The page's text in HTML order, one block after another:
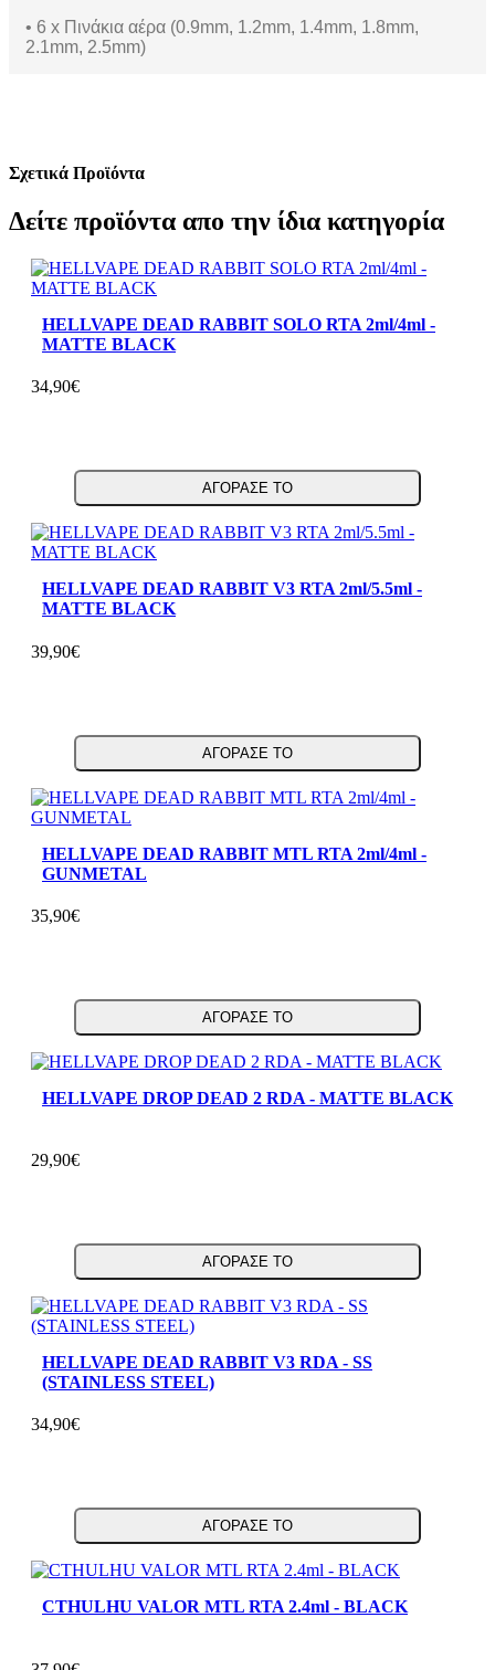
• 6 x Πινάκια αέρα (0.9mm, 1.2mm, 1.4mm, 1.8mm,
2.1mm, 2.5mm)
Σχετικά Προϊόντα
Δείτε προϊόντα απο την ίδια κατηγορία
HELLVAPE DEAD RABBIT SOLO RTA 2ml/4ml -
MATTE BLACK
34,90€
ΑΓΟΡΑΣΕ ΤΟ
HELLVAPE DEAD RABBIT V3 RTA 2ml/5.5ml -
MATTE BLACK
39,90€
ΑΓΟΡΑΣΕ ΤΟ
HELLVAPE DEAD RABBIT MTL RTA 2ml/4ml -
GUNMETAL
35,90€
ΑΓΟΡΑΣΕ ΤΟ
HELLVAPE DROP DEAD 2 RDA - MATTE BLACK
29,90€
ΑΓΟΡΑΣΕ ΤΟ
HELLVAPE DEAD RABBIT V3 RDA - SS
(STAINLESS STEEL)
34,90€
ΑΓΟΡΑΣΕ ΤΟ
CTHULHU VALOR MTL RTA 2.4ml - BLACK